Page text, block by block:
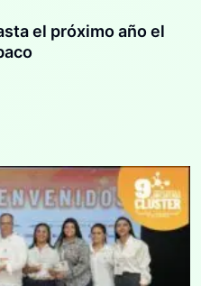
el próximo año el